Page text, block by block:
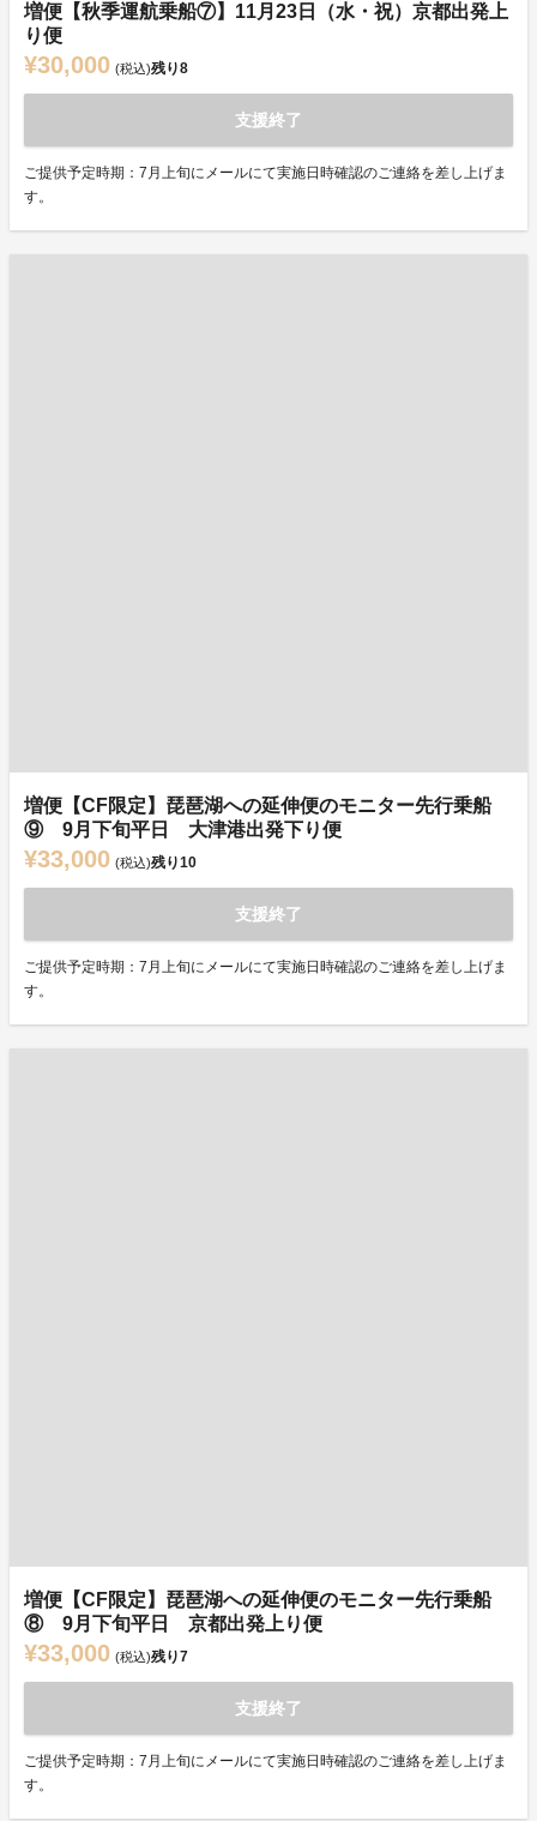
増便【秋季運航乗船⑦】11月23日（水・祝）京都出発上
り便
¥30,000 (税込)残り8
支援終了
ご提供予定時期：7月上旬にメールにて実施日時確認のご連絡を差し上げま
す。
増便【CF限定】琵琶湖への延伸便のモニター先行乗船
⑨ 9月下旬平日 大津港出発下り便
¥33,000 (税込)残り10
支援終了
ご提供予定時期：7月上旬にメールにて実施日時確認のご連絡を差し上げま
す。
増便【CF限定】琵琶湖への延伸便のモニター先行乗船
⑧ 9月下旬平日 京都出発上り便
¥33,000 (税込)残り7
支援終了
ご提供予定時期：7月上旬にメールにて実施日時確認のご連絡を差し上げま
す。